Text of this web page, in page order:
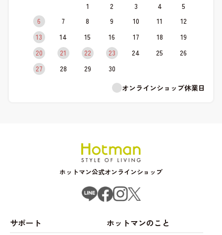
1 2 3 4
5
6
7 8 9 10 11
12
13
14 15 16 17 18
19
20
21 22 23 24 25
26
27
28 29
30
オンラインショップ休業日
ホットマン公式オンラインショップ
サポート ホットマンのこと